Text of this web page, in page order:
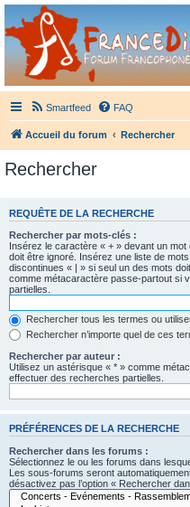
France Didgeridoo
Didgeridoo et Guimbarde sur France
Smartfeed FAQ
Accueil du forum Rechercher
Rechercher
REQUÊTE DE LA RECHERCHE
Rechercher par mots-clés :
Insérez le caractère « + » devant un
doit être ignoré. Insérez une liste de
discontinues « | » si seul un des mots
comme métacaractère passe-partout si
partielles.
Rechercher tous les termes ou
Rechercher n’importe quel de ces
Rechercher par auteur :
Utilisez un astérisque « * » comme
effectuer des recherches partielles.
PRÉFÉRENCES DE LA RECHERCHE
Rechercher dans les forums :
Sélectionnez le ou les forums dans
Les sous-forums seront
désactivez pas l’option « Rechercher